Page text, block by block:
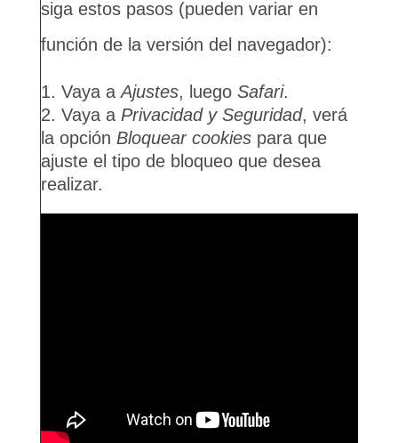
siga estos pasos (pueden variar en
función de la versión del navegador):
Vaya aAjustes, luego Safari.
Vaya a Privacidad y Seguridad, verá
la opción Bloquear cookiespara que
ajuste el tipo de bloqueo que desea
realizar.